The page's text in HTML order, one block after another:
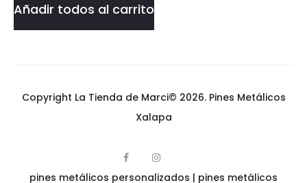
o
Añadir todos al carrito
Copyright La Tienda de Marci© 2026.Pines Metálicos
Xalapa
c
s
i
pines metálicos personalizados | pines metálicos